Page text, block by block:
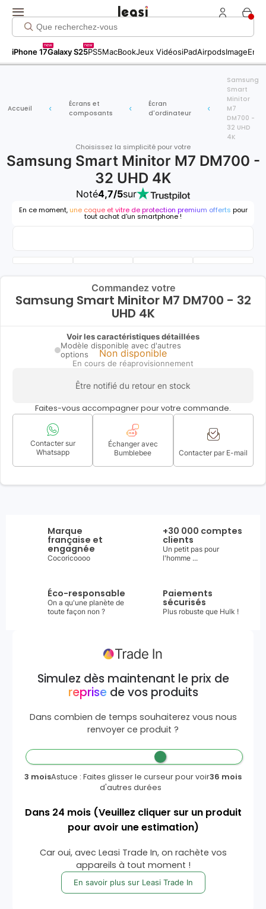
iPhone 17
new
Galaxy S25
new
PS5MacBookJeux VidéosiPadAirpodsImage
Accueil
Écrans et
composants
Écran
d'ordinateur
Samsung
Smart
Minitor
M7
DM700 -
32 UHD
4K
Choisissez la simplicité pour votre
Samsung Smart Minitor M7 DM700 -
32 UHD 4K
Noté4,7/5sur
En ce moment, une coque et vitre de protection premium offerts pour
tout achat d'un smartphone !
Commandez votre
Samsung Smart Minitor M7 DM700 - 32
UHD 4K
Voir les caractéristiques détaillées
Modèle disponible avec d'autres
options
Non disponible
En cours de réaprovisionnement
Être notifié du retour en stock
Faites-vous accompagner pour votre commande.
Contacter sur
Whatsapp
Échanger avec
Bumblebee
Contacter par E-mail
Marque
française et
engagnée
Cocoricoooo
+30 000 comptes
clients
Un petit pas pour
l'homme ...
Éco-responsable
On a qu'une planète de
toute façon non ?
Paiements
sécurisés
Plus robuste que Hulk !
Simulez dès maintenant le prix de
reprisede vos produits
Dans combien de temps souhaiterez vous nous
renvoyer ce produit ?
3 moisAstuce : Faites glisser le curseur pour voir
d'autres durées
36 mois
Dans 24 mois (Veuillez cliquer sur un produit
pour avoir une estimation)
Car oui, avec Leasi Trade In, on rachète vos
appareils à tout moment !
En savoir plus sur Leasi Trade In